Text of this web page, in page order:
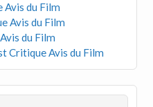
Avis du Film
Avis du Film
du Film
Critique Avis du Film